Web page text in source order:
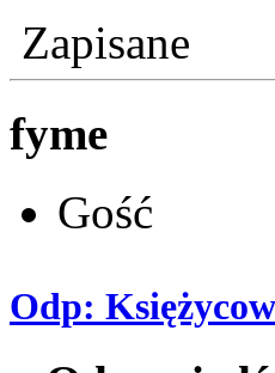
Zapisane
fyme
Gość
Odp: